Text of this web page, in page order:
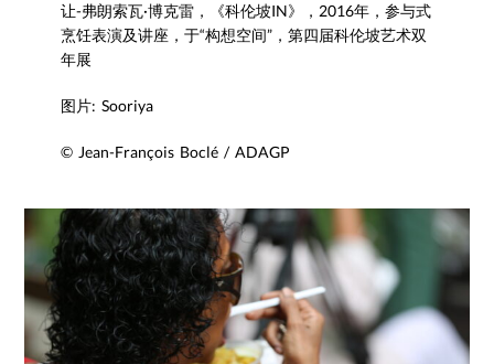
让-弗朗索瓦·博克雷，《科伦坡IN》，2016年，参与式
烹饪表演及讲座，于“构想空间”，第四届科伦坡艺术双
年展
图片: Sooriya
© Jean-François Boclé / ADAGP